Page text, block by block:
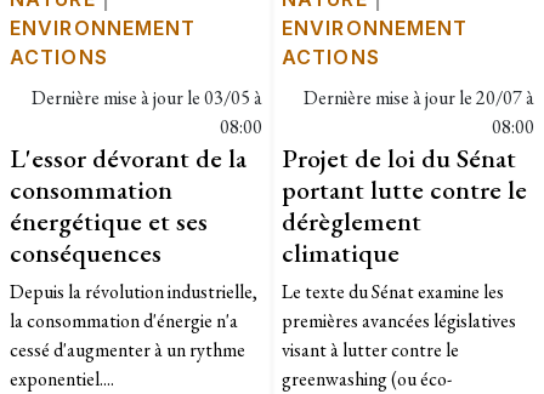
ENVIRONNEMENT
ACTIONS
Dernière mise à jour le03/05 à
08:00
L'essor dévorant de la
consommation
énergétique et ses
conséquences
Depuis la révolution industrielle,
la consommation d'énergie n'a
cessé d'augmenter à un rythme
exponentiel....
ENVIRONNEMENT
ACTIONS
Dernière mise à jour le20/07 à
08:00
Projet de loi du Sénat
portant lutte contre le
dérèglement
climatique
Le texte du Sénat examine les
premières avancées législatives
visant à lutter contre le
greenwashing (ou éco-